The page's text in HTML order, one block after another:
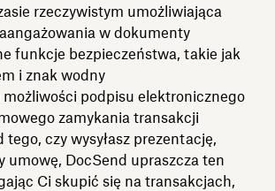
rzeczywistym umożliwiająca
w dokumenty
funkcje bezpieczeństwa, takie jak
i znak wodny
podpisu elektronicznego
zamykania transakcji
tego, czy wysyłasz prezentację,
umowę, DocSend upraszcza ten
Ci skupić się na transakcjach,